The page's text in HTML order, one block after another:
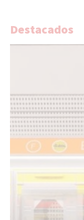
Destacados